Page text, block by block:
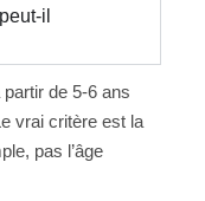
il
de 5-6 ans
vrai critère est la
pas l’âge